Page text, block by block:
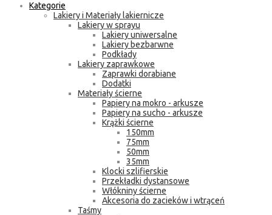
Kategorie
Lakiery i Materiały lakiernicze
Lakiery w sprayu
Lakiery uniwersalne
Lakiery bezbarwne
Podkłady
Lakiery zaprawkowe
Zaprawki dorabiane
Dodatki
Materiały ścierne
Papiery na mokro - arkusze
Papiery na sucho - arkusze
Krążki ścierne
150mm
75mm
50mm
35mm
Klocki szlifierskie
Przekładki dystansowe
Włókniny ścierne
Akcesoria do zacieków i wtrąceń
Taśmy